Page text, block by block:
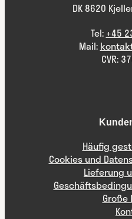
DK 8620
Tel: +45
Mail:
CVR:
Häufig
Cookies und
Lieferung
Große